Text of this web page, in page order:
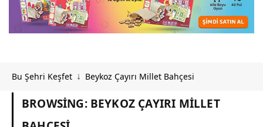
Bu Şehri Keşfet ↓ Beykoz Çayırı Millet Bahçesi
BROWSING: BEYKOZ ÇAYIRI MILLET